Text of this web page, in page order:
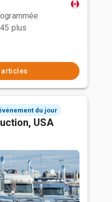
plus
du jour
USA